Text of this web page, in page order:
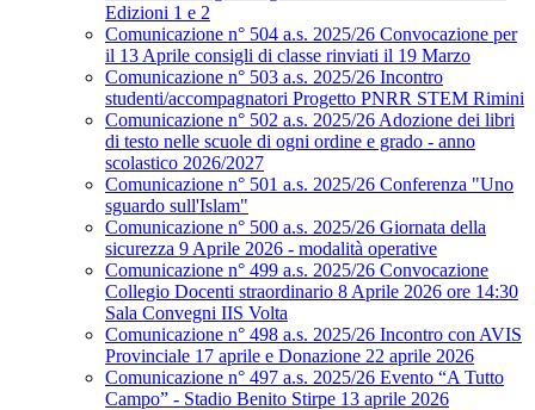
Edizioni 1 e 2
Comunicazione n° 504 a.s. 2025/26 Convocazione per
il 13 Aprile consigli di classe rinviati il 19 Marzo
Comunicazione n° 503 a.s. 2025/26 Incontro
studenti/accompagnatori Progetto PNRR STEM Rimini
Comunicazione n° 502 a.s. 2025/26 Adozione dei libri
di testo nelle scuole di ogni ordine e grado - anno
scolastico 2026/2027
Comunicazione n° 501 a.s. 2025/26 Conferenza "Uno
sguardo sull'Islam"
Comunicazione n° 500 a.s. 2025/26 Giornata della
sicurezza 9 Aprile 2026 - modalità operative
Comunicazione n° 499 a.s. 2025/26 Convocazione
Collegio Docenti straordinario 8 Aprile 2026 ore 14:30
Sala Convegni IIS Volta
Comunicazione n° 498 a.s. 2025/26 Incontro con AVIS
Provinciale 17 aprile e Donazione 22 aprile 2026
Comunicazione n° 497 a.s. 2025/26 Evento “A Tutto
Campo” - Stadio Benito Stirpe 13 aprile 2026